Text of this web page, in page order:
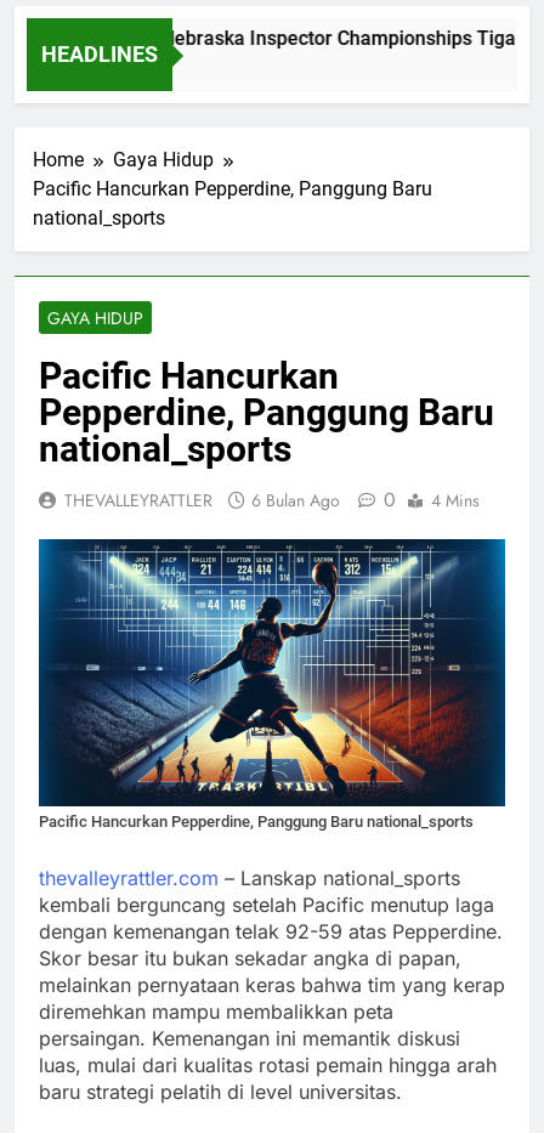
HEADLINES
Dominasi Nebraska Inspector Championships Tiga
2 Bulan Ago
Home
Gaya Hidup
Pacific Hancurkan Pepperdine, Panggung Baru
national_sports
GAYA HIDUP
Pacific Hancurkan
Pepperdine, Panggung Baru
national_sports
THEVALLEYRATTLER 6 Bulan Ago 0 4 Mins
Pacific Hancurkan Pepperdine, Panggung Baru national_sports
thevalleyrattler.com – Lanskap national_sports
kembali berguncang setelah Pacific menutup laga
dengan kemenangan telak 92-59 atas Pepperdine.
Skor besar itu bukan sekadar angka di papan,
melainkan pernyataan keras bahwa tim yang kerap
diremehkan mampu membalikkan peta
persaingan. Kemenangan ini memantik diskusi
luas, mulai dari kualitas rotasi pemain hingga arah
baru strategi pelatih di level universitas.